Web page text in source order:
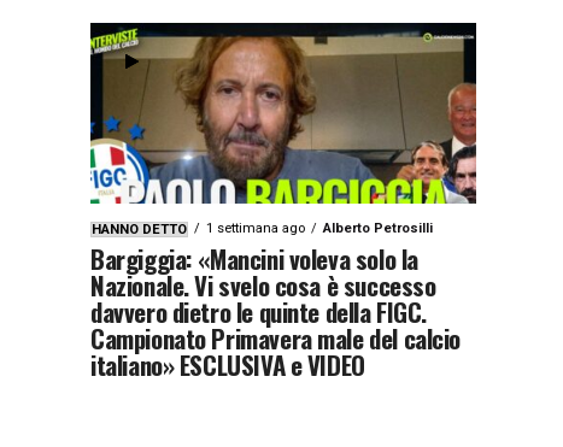
HANNO DETTO 1 settimana ago Alberto Petrosilli
Bargiggia: «Mancini voleva solo la
Nazionale. Vi svelo cosa è successo
davvero dietro le quinte della FIGC.
Campionato Primavera male del calcio
italiano» ESCLUSIVA e VIDEO